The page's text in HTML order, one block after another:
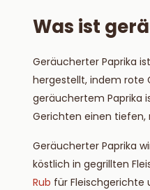
Was ist
Geräucherter Paprika
hergestellt, indem rote
geräuchertem Paprika
Gerichten einen tiefen,
Geräucherter Paprika
köstlich in gegrillten
Rub für Fleischgerichte